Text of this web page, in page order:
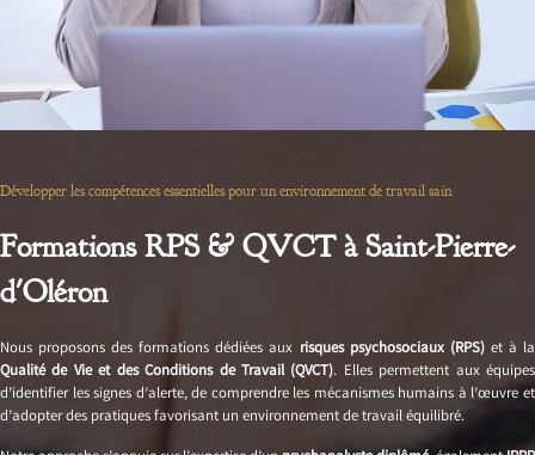
Développer les compétences essentielles pour un environnement de travail sain
Formations RPS & QVCT à Saint-Pierre-
d'Oléron
Nous proposons des formations dédiées aux risques psychosociaux (RPS)et à la
Qualité de Vie et des Conditions de Travail (QVCT). Elles permettent aux équipes
d’identifier les signes d’alerte, de comprendre les mécanismes humains à l’œuvre et
d’adopter des pratiques favorisant un environnement de travail équilibré.